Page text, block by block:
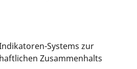
Systems zur
Zusammenhalts